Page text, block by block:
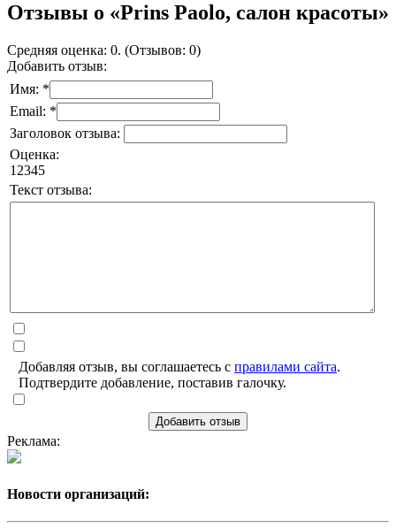
Отзывы о «Prins Paolo, салон красоты»
Средняя оценка: 0. (Отзывов: 0)
Добавить отзыв:
Имя: *
Email: *
Заголовок отзыва:
Оценка:
1 2345
Текст отзыва:
Добавляя отзыв, вы соглашаетесь с правилами сайта.
Подтвердите добавление, поставив галочку.
Добавить отзыв
Реклама:
Новости организаций: